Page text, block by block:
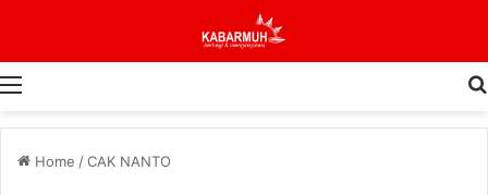
Menu
Home /CAK NANTO